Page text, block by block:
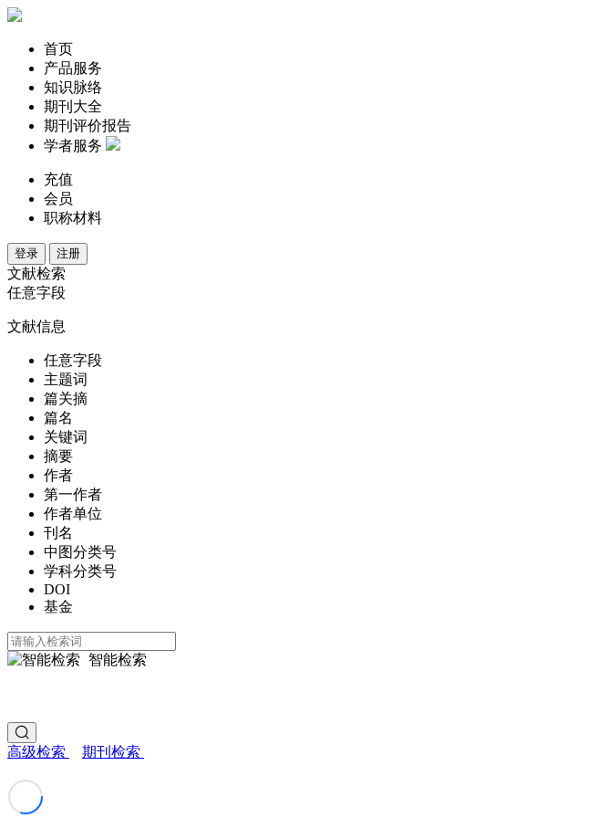
首页
产品服务
知识脉络
期刊大全
期刊评价报告
学者服务
充值
会员
职称材料
登录 注册
文献检索
任意字段
文献信息
任意字段
主题词
篇关摘
篇名
关键词
摘要
作者
第一作者
作者单位
刊名
中图分类号
学科分类号
DOI
基金
智能检索
高级检索 期刊检索